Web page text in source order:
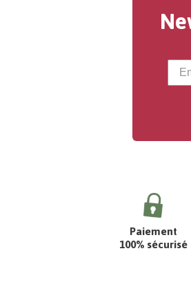
Paiement
100% sécurisé